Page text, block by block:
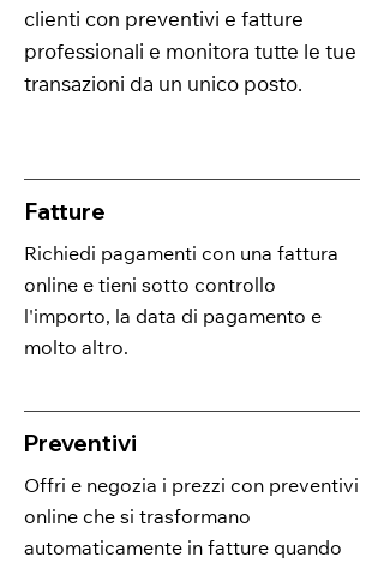
clienti con preventivi e fatture
professionali e monitora tutte le tue
transazioni da un unico posto.
Fatture
Richiedi pagamenti con una fattura
online e tieni sotto controllo
l'importo, la data di pagamento e
molto altro.
Preventivi
Offri e negozia i prezzi con preventivi
online che si trasformano
automaticamente in fatture quando